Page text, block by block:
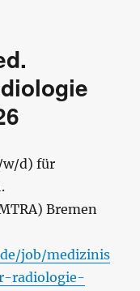
w/d) für
Bremen
job/medizinis
radiologie-